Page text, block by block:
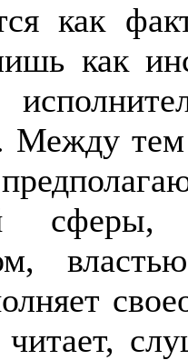
как
как
Между
сферы,